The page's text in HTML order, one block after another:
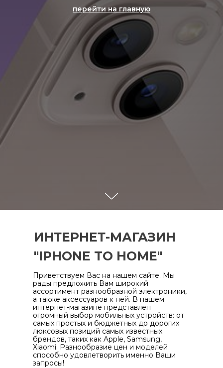
перейти на главную
ИНТЕРНЕТ-МАГАЗИН
"IPHONE TO HOME"
Приветствуем Вас на нашем сайте. Мы
рады предложить Вам широкий
ассортимент разнообразной электроники,
а также аксессуаров к ней. В нашем
интернет-магазине представлен
огромный выбор мобильных устройств: от
самых простых и бюджетных до дорогих
люксовых позиций самых известных
брендов, таких как Apple, Samsung,
Xiaomi. Разнообразие цен и моделей
способно удовлетворить именно Ваши
запросы!